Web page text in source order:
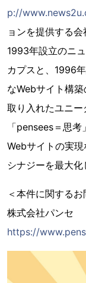
p://
ョンを提供する会
1993年設立のニ
カプスと、1996
なWebサイト構
取り入れたユニー
「pensees＝思
Webサイトの実
シナジーを最大化
＜本件に関するお
株式会社パンセ
https://